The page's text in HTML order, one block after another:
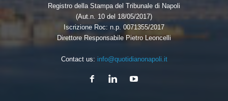
Registro della Stampa del Tribunale di Napoli
(Aut.n. 10 del 18/05/2017)
Iscrizione Roc: n.p. 0071355/2017
Direttore Responsabile Pietro Leoncelli
Contact us: info@quotidianonapoli.it